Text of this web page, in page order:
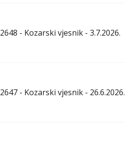
2648 - Kozarski vjesnik - 3.7.2026.
2647 - Kozarski vjesnik - 26.6.2026.